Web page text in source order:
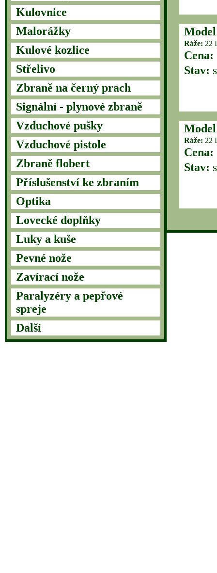
Kulovnice
Malorážky
Kulové kozlice
Střelivo
Zbraně na černý prach
Signální - plynové zbraně
Vzduchové pušky
Vzduchové pistole
Zbraně flobert
Příslušenství ke zbraním
Optika
Lovecké doplňky
Luky a kuše
Pevné nože
Zavírací nože
Paralyzéry a pepřové
spreje
Další
Ráže: 22
Cena:
Stav:
Ráže: 22
Cena:
Stav: